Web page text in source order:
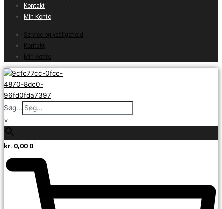
Kontakt
Min Konto
Service og vedligehold
Kontakt
Min Konto
Søg...
×
kr. 0,00 0